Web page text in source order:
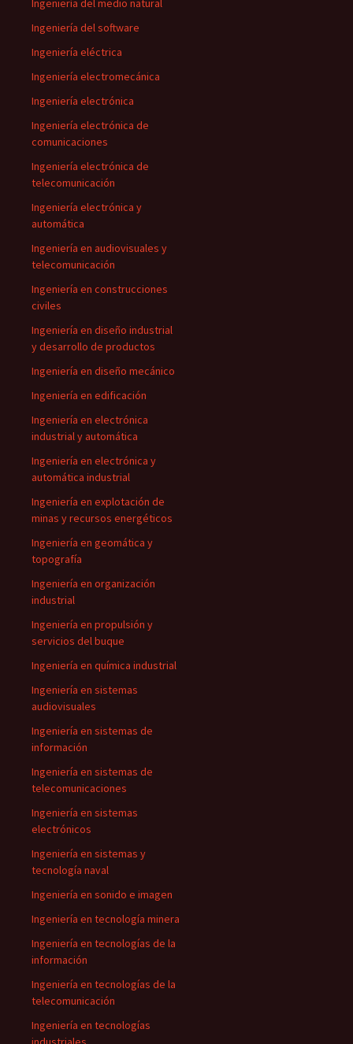
Ingeniería del medio natural
Ingeniería del software
Ingeniería eléctrica
Ingeniería electromecánica
Ingeniería electrónica
Ingeniería electrónica de
comunicaciones
Ingeniería electrónica de
telecomunicación
Ingeniería electrónica y
automática
Ingeniería en audiovisuales y
telecomunicación
Ingeniería en construcciones
civiles
Ingeniería en diseño industrial
y desarrollo de productos
Ingeniería en diseño mecánico
Ingeniería en edificación
Ingeniería en electrónica
industrial y automática
Ingeniería en electrónica y
automática industrial
Ingeniería en explotación de
minas y recursos energéticos
Ingeniería en geomática y
topografía
Ingeniería en organización
industrial
Ingeniería en propulsión y
servicios del buque
Ingeniería en química industrial
Ingeniería en sistemas
audiovisuales
Ingeniería en sistemas de
información
Ingeniería en sistemas de
telecomunicaciones
Ingeniería en sistemas
electrónicos
Ingeniería en sistemas y
tecnología naval
Ingeniería en sonido e imagen
Ingeniería en tecnología minera
Ingeniería en tecnologías de la
información
Ingeniería en tecnologías de la
telecomunicación
Ingeniería en tecnologías